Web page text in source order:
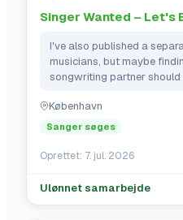
Singer Wanted – Let's
I've also published a
musicians, but maybe
songwriting partner should
København
Sanger søges
Oprettet: 7. jul. 2026
Ulønnet samarbejde